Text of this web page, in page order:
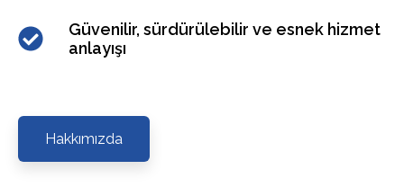
Güvenilir, sürdürülebilir ve esnek hizmet
anlayışı
Hakkımızda